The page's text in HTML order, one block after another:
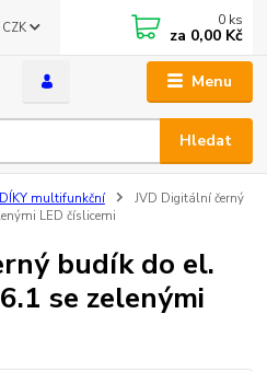
Menu
CZK
Hledat
0 ks
za 0,00 Kč
multifunkční
JVD Digitální černý
LED číslicemi
budík do el.
se zelenými